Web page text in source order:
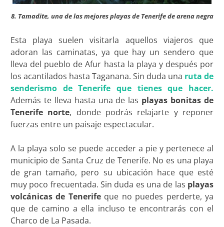
8. Tamadite, una de las mejores playas de Tenerife de arena negra
Esta playa suelen visitarla aquellos viajeros que
adoran las caminatas, ya que hay un sendero que
lleva del pueblo de Afur hasta la playa y después por
los acantilados hasta Taganana. Sin duda una ruta de
senderismo de Tenerife que tienes que hacer.
Además te lleva hasta una de las playas bonitas de
Tenerife norte, donde podrás relajarte y reponer
fuerzas entre un paisaje espectacular.
A la playa solo se puede acceder a pie y pertenece al
municipio de Santa Cruz de Tenerife. No es una playa
de gran tamaño, pero su ubicación hace que esté
muy poco frecuentada. Sin duda es una de las playas
volcánicas de Tenerifeque no puedes perderte, ya
que de camino a ella incluso te encontrarás con el
Charco de La Pasada.